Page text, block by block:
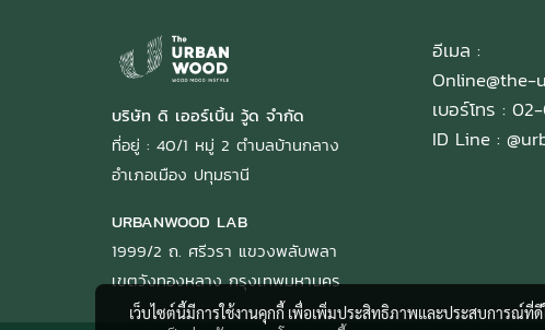
บริษัท ดิ เออร์เบิ้น วู้ด จำกัด
ที่อยู่ : 40/1 หมู่ 2 ตำบลบ้านกลาง
อำเภอเมือง ปทุมธานี
URBANWOOD LAB
1999/2 ถ. ศรีวรา แขวงพลับพลา
เขตวังทองหลาง กรุงเทพมหานคร
อีเมล :
Online@the-
เบอร์โทร :
ID Line :
เว็บไซต์นี้มีการใช้งานคุกกี้ เพื่อเพิ่มประสิทธิภาพและประสบการณ์ที่